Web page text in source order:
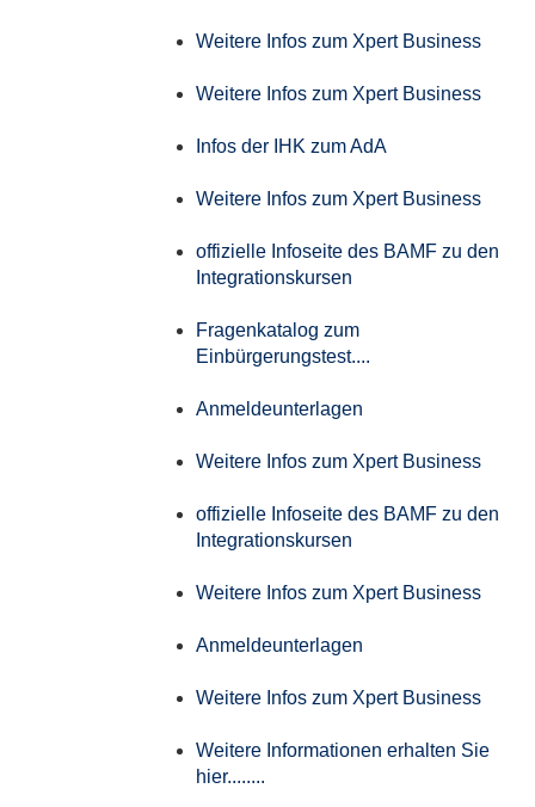
Weitere Infos zum Xpert Business
Weitere Infos zum Xpert Business
Infos der IHK zum AdA
Weitere Infos zum Xpert Business
offizielle Infoseite des BAMF zu den
Integrationskursen
Fragenkatalog zum
Einbürgerungstest....
Anmeldeunterlagen
Weitere Infos zum Xpert Business
offizielle Infoseite des BAMF zu den
Integrationskursen
Weitere Infos zum Xpert Business
Anmeldeunterlagen
Weitere Infos zum Xpert Business
Weitere Informationen erhalten Sie
hier........